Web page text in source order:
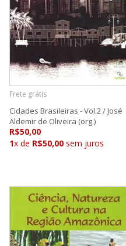
Frete grátis
Cidades Brasileiras - Vol.2 / José
Aldemir de Oliveira (org.)
R$50,00
1x de R$50,00 sem juros